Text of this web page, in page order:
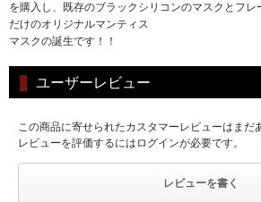
を購入し、既存のブラックシリコンのマスクとフ
だけのオリジナルマンティス
マスクの誕生です！！
ユーザーレビュー
この商品に寄せられたカスタマーレビューはまだ
レビューを評価するにはログインが必要です。
レビューを書く